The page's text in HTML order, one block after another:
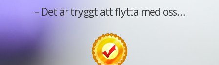
– Det är tryggt att flytta med oss…